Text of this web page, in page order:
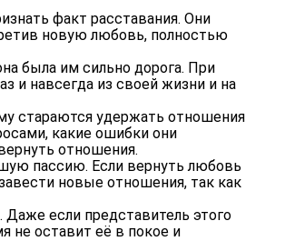
факт расставания. Они
новую любовь, полностью
была им сильно дорога. При
и навсегда из своей жизни и на
стараются удержать отношения
какие ошибки они
отношения.
пассию. Если вернуть любовь
новые отношения, так как
если представитель этого
не оставит её в покое и